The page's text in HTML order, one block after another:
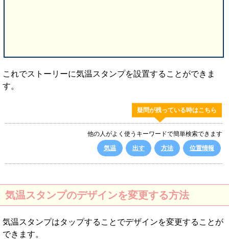
これでストーリーに気温スタンプを設置することができま
す。
疑問が残っている時はこちら
他の人がよく使うキーワードで簡単検索できます
気温
出す 方法 位置情報
気温スタンプのデザインを変更する方法
気温スタンプはタップすることでデザインを変更することが
できます。